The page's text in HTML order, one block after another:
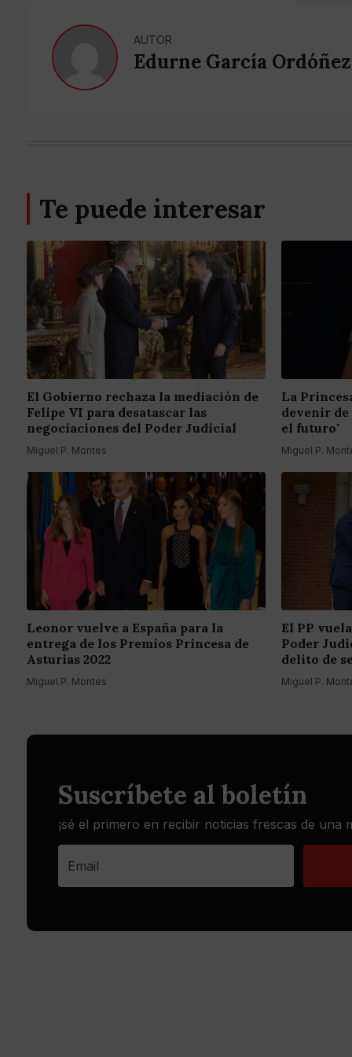
AUTOR
Edurne García Ordóñez
Te puede interesar
El Gobierno rechaza la mediación de
Felipe VI para desatascar las
negociaciones del Poder Judicial
Miguel P. Montes
La
devenir de
el futuro"
Miguel P.
Leonor vuelve a España para la
entrega de los Premios Princesa de
Asturias 2022
Miguel P. Montes
El PP
Poder
delito de
Miguel P.
Suscríbete al boletín
¡sé el primero en recibir noticias frescas de una